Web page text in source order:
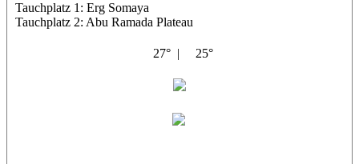
Tauchplatz 1: Erg Somaya
Tauchplatz 2: Abu Ramada Plateau
27° | 25°